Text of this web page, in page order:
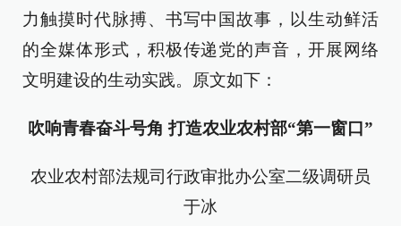
力触摸时代脉搏、书写中国故事，以生动鲜活
的全媒体形式，积极传递党的声音，开展网络
文明建设的生动实践。原文如下：
吹响青春奋斗号角 打造农业农村部“第一窗口”
农业农村部法规司行政审批办公室二级调研员
于冰